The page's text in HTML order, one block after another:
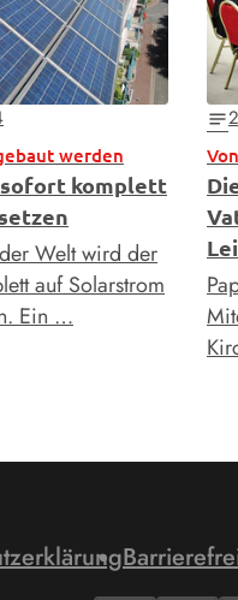
werden
komplett
Welt wird der
auf Solarstrom
Ein …
notes